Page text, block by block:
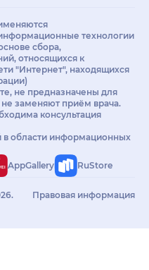
технологии
сбора,
относящихся к
"Интернет", находящихся
не предназначены для
не заменяют приём врача.
консультация
в области информационных
AppGallery RuStore
Правовая информация